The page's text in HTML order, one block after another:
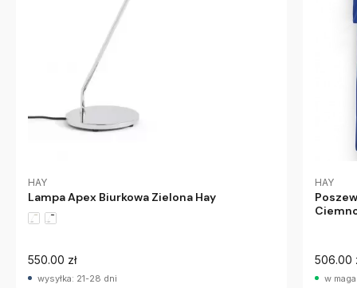
HAY
Lampa Apex Biurkowa Zielona Hay
550.00 zł
wysyłka: 21-28 dni
HAY
506.00
w